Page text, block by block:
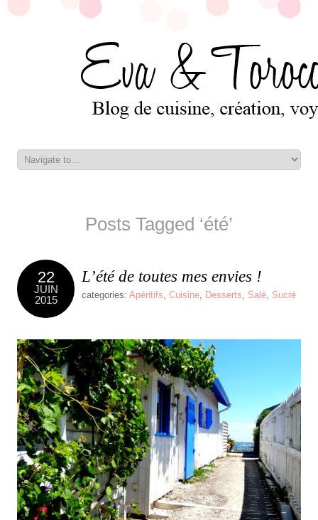
Posts Tagged ‘été’
22
JUIN
2015
L’été de toutes mes envies !
categories: Apéritifs, Cuisine, Desserts, Salé, Sucré